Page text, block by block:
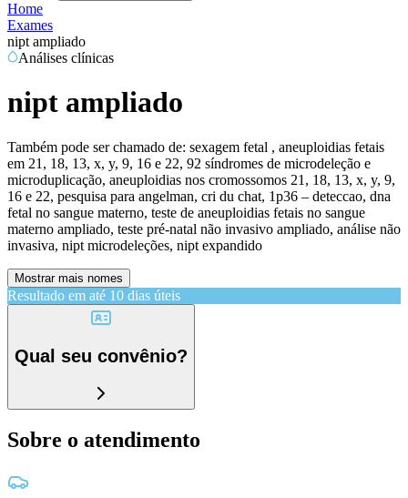
Home
Exames
nipt ampliado
Análises clínicas
nipt ampliado
Também pode ser chamado de: sexagem fetal , aneuploidias fetais
em 21, 18, 13, x, y, 9, 16 e 22, 92 síndromes de microdeleção e
microduplicação, aneuploidias nos cromossomos 21, 18, 13, x, y, 9,
16 e 22, pesquisa para angelman, cri du chat, 1p36 – deteccao, dna
fetal no sangue materno, teste de aneuploidias fetais no sangue
materno ampliado, teste pré-natal não invasivo ampliado, análise não
invasiva, nipt microdeleções, nipt expandido
Mostrar mais nomes
Resultado em até 10 dias úteis
Qual seu convênio?
Sobre o atendimento